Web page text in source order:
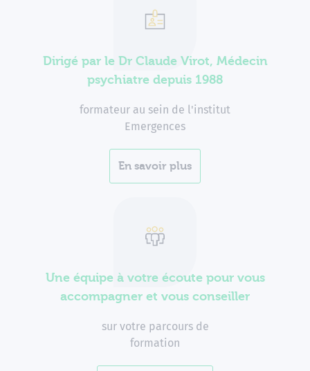
Dirigé par le Dr Claude Virot, Médecin
psychiatre depuis 1988
formateur au sein de l'institut
Emergences
En savoir plus
Une équipe à votre écoute pour vous
accompagner et vous conseiller
sur votre parcours de
formation